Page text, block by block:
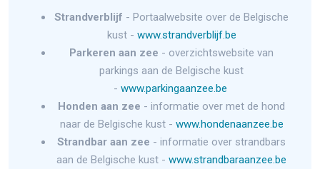
Strandverblijf - Portaalwebsite over de Belgische
kust - www.strandverblijf.be
Parkeren aan zee - overzichtswebsite van
parkings aan de Belgische kust
- www.parkingaanzee.be
Honden aan zee - informatie over met de hond
naar de Belgische kust - www.hondenaanzee.be
Strandbar aan zee - informatie over strandbars
aan de Belgische kust - www.strandbaraanzee.be